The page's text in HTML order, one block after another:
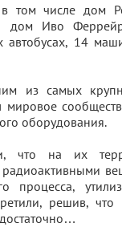
том числе дом
дом Иво
14
из самых
оборудования.
что на их
решив, что